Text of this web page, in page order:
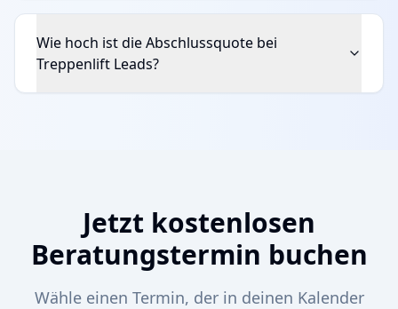
Wie hoch ist die Abschlussquote bei
Treppenlift Leads?
Jetzt kostenlosen
Beratungstermin buchen
Wähle einen Termin, der in deinen Kalender